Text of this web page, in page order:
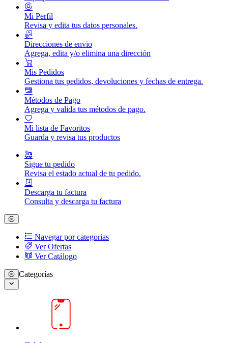
Mi Perfil
Revisa y edita tus datos personales.
Direcciones de envio
Agrega, edita y/o elimina una dirección
Mis Pedidos
Gestiona tus pedidos, devoluciones y fechas de entrega.
Métodos de Pago
Agrega y valida tus métodos de pago.
Mi lista de Favoritos
Guarda y revisa tus productos
Sigue tu pedido
Revisa el estado actual de tu pedido.
Descarga tu factura
Consulta y descarga tu factura
Navegar por categorias
Ver Ofertas
Ver Catálogo
Categorías